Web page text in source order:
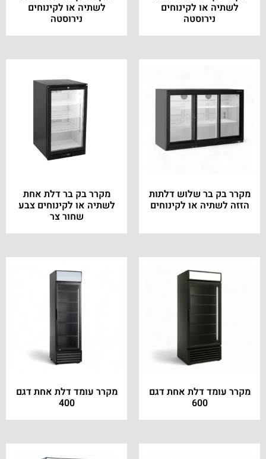
לשתיה או לקינוחים
נירוסטה
לשתיה או לקינוחים
נירוסטה
מקרר בק בר שלוש דלתות
הזזה לשתיה או לקינוחים
מקרר בק בר דלת אחת
לשתיה או לקינוחים צבע
שחור צר
מקרר עומד דלת אחת דגם
600
מקרר עומד דלת אחת דגם
400